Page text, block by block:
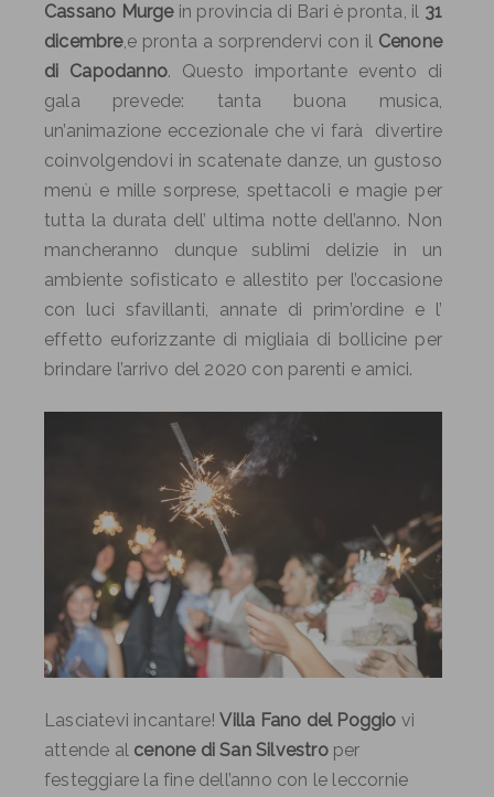
Cassano Murgein provincia di Bari è pronta, il 31
dicembre,e pronta a sorprendervi con il Cenone
di Capodanno. Questo importante evento di
gala prevede: tanta buona musica,
un’animazione eccezionale che vi farà divertire
coinvolgendovi in scatenate danze, un gustoso
menù e mille sorprese, spettacoli e magie per
tutta la durata dell’ ultima notte dell’anno. Non
mancheranno dunque sublimi delizie in un
ambiente sofisticato e allestito per l’occasione
con luci sfavillanti, annate di prim’ordine e l’
effetto euforizzante di migliaia di bollicine per
brindare l’arrivo del 2020 con parenti e amici.
Lasciatevi incantare!Villa Fano del Poggio vi
attende al cenone di San Silvestro per
festeggiare la fine dell’anno con le leccornie